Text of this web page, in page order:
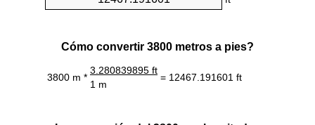
Cómo convertir 3800 metros a pies?
3800 m *
3.280839895 ft
= 12467.191601 ft
1 m